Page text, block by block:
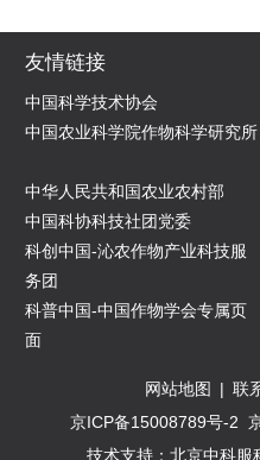
友情链接
中国科学技术协会
中国农业科学院作物科学研究所
中华人民共和国农业农村部
中国科协科技社团党委
科创中国-沁农作物产业科技服
务团
科普中国-中国作物学会专属页
面
网站地图 | 联
京ICP备15008789号-2
技术支持：北京中科服